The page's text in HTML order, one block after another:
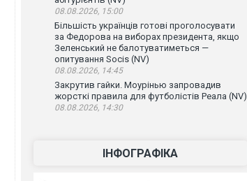
08.08.2026, 15:00
Більшість українців готові проголосувати
за Федорова на виборах президента, якщо
Зеленський не балотуватиметься —
опитування Socis (NV)
08.08.2026, 14:45
Закрутив гайки. Моурінью запровадив
жорсткі правила для футболістів Реала (NV)
08.08.2026, 14:30
ІНФОГРАФІКА